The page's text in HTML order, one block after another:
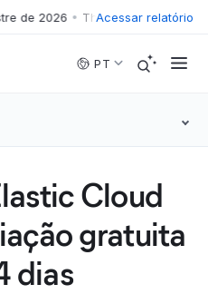
de 2026 • The Forrester Wave™:
Acessar relatório
PT
Cloud
gratuita
dias